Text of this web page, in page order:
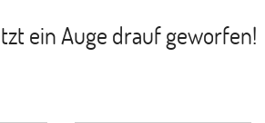
ein Auge drauf geworfen!